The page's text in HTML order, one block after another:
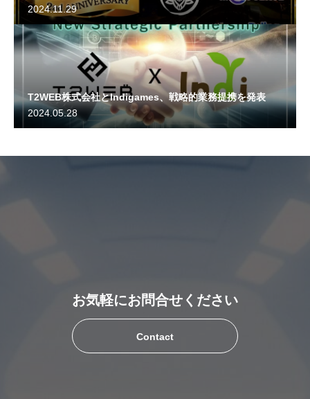
2024.11.29
T2WEB株式会社とIndigames、戦略的業務提携を発表
2024.05.28
お気軽にお問合せください
Contact